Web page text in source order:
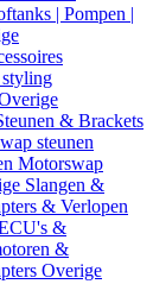
| Pompen |
& Brackets
steunen
Motorswap
Slangen &
& Verlopen
&
&
Overige